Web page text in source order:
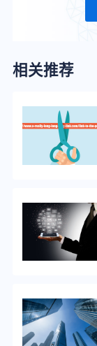
相关推荐